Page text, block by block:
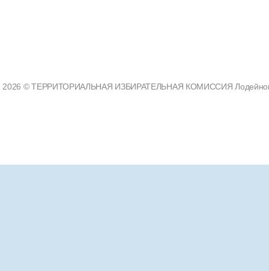
2026 © ТЕРРИТОРИАЛЬНАЯ ИЗБИРАТЕЛЬНАЯ КОМИССИЯ